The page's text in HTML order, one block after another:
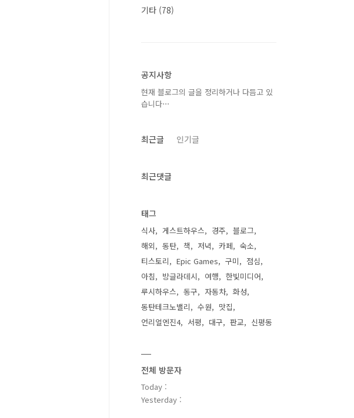
기타 (78)
공지사항
현재 블로그의 글을 정리하거나 다듬고 있
습니다⋯
최근글 인기글
최근댓글
태그
식사 게스트하우스 경주
블로그
해외
동탄 책 저녁 카페
숙소
티스토리
Epic Games 구미
점심
아침
방글라데시 여행
한빛미디어
루시하우스
동구 자동차
화성
동탄테크노밸리
수원
맛집
언리얼엔진4
서평 대구 판교 신평동
전체 방문자
Today :
Yesterday :